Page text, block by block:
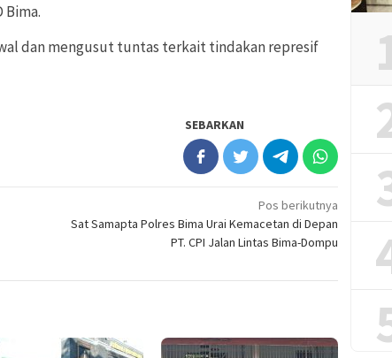
Bima.
dan mengusut tuntas terkait tindakan represif
SEBARKAN
Pos berikutnya
Sat Samapta Polres Bima Urai Kemacetan di Depan
PT. CPI Jalan Lintas Bima-Dompu